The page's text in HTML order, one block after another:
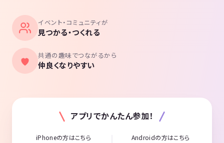
イベント・コミュニティが
見つかる・つくれる
共通の趣味でつながるから
仲良くなりやすい
アプリでかんたん参加！
iPhoneの方はこちら Androidの方はこちら